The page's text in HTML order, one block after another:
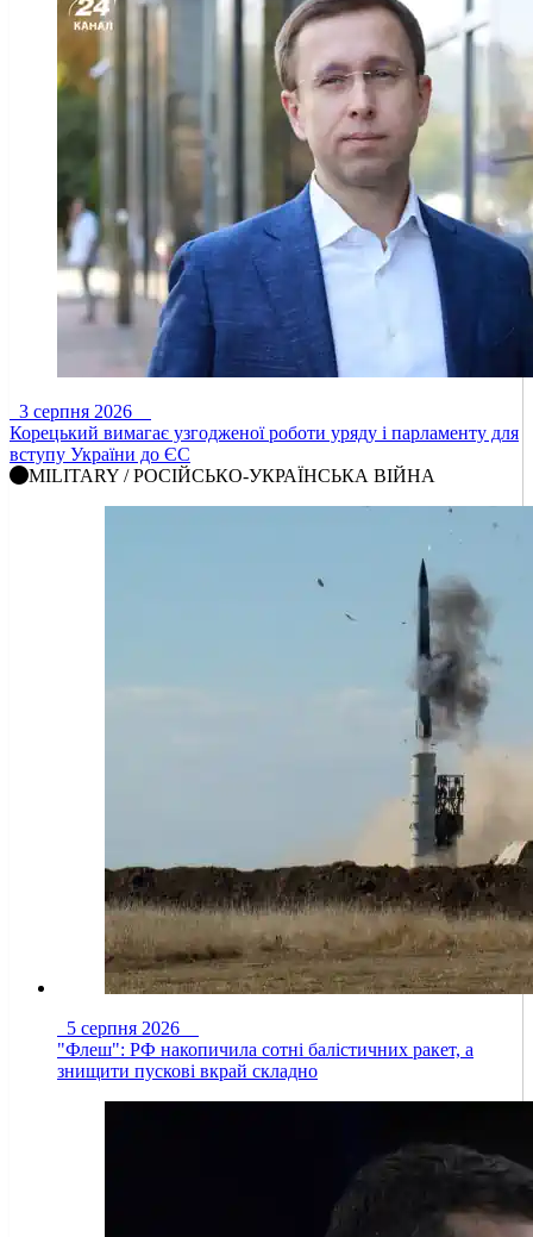
3 серпня 2026
Корецький вимагає узгодженої роботи уряду і парламенту для
вступу України до ЄС
MILITARY / РОСІЙСЬКО-УКРАЇНСЬКА ВІЙНА
5 серпня 2026
"Флеш": РФ накопичила сотні балістичних ракет, а
знищити пускові вкрай складно